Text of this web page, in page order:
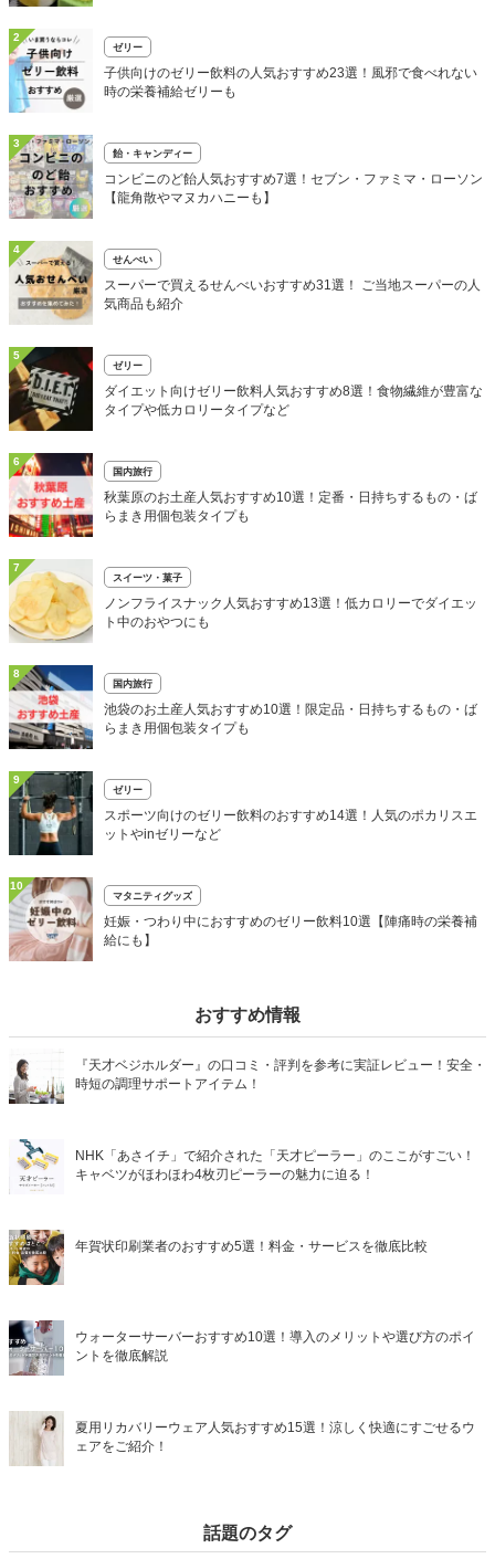
2
ゼリー
子供向けのゼリー飲料の人気おすすめ23選！風邪で食べれない
時の栄養補給ゼリーも
3
飴・キャンディー
コンビニのど飴人気おすすめ7選！セブン・ファミマ・ローソン
【龍角散やマヌカハニーも】
4
せんべい
スーパーで買えるせんべいおすすめ31選！ ご当地スーパーの人
気商品も紹介
5
ゼリー
ダイエット向けゼリー飲料人気おすすめ8選！食物繊維が豊富な
タイプや低カロリータイプなど
6
国内旅行
秋葉原のお土産人気おすすめ10選！定番・日持ちするもの・ば
らまき用個包装タイプも
7
スイーツ・菓子
ノンフライスナック人気おすすめ13選！低カロリーでダイエッ
ト中のおやつにも
8
国内旅行
池袋のお土産人気おすすめ10選！限定品・日持ちするもの・ば
らまき用個包装タイプも
9
ゼリー
スポーツ向けのゼリー飲料のおすすめ14選！人気のポカリスエ
ットやinゼリーなど
10
マタニティグッズ
妊娠・つわり中におすすめのゼリー飲料10選【陣痛時の栄養補
給にも】
おすすめ情報
『天才ベジホルダー』の口コミ・評判を参考に実証レビュー！安全・
時短の調理サポートアイテム！
NHK「あさイチ」で紹介された「天才ピーラー」のここがすごい！
キャベツがほわほわ4枚刃ピーラーの魅力に迫る！
年賀状印刷業者のおすすめ5選！料金・サービスを徹底比較
ウォーターサーバーおすすめ10選！導入のメリットや選び方のポイ
ントを徹底解説
夏用リカバリーウェア人気おすすめ15選！涼しく快適にすごせるウ
ェアをご紹介！
話題のタグ